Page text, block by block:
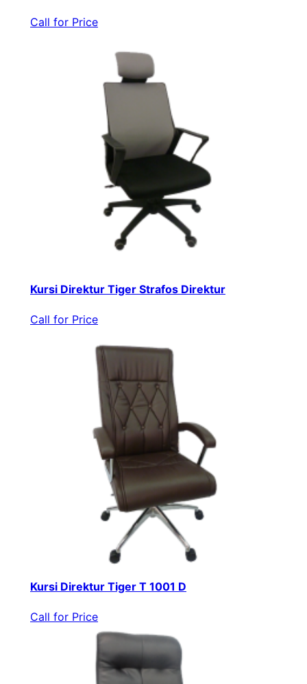
Call for Price
Kursi Direktur Tiger Strafos Direktur
Call for Price
Kursi Direktur Tiger T 1001 D
Call for Price